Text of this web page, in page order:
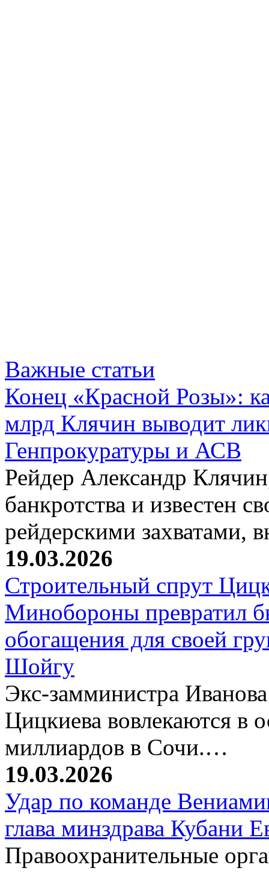
Важные статьи
Конец «Красной Розы»:
млрд Клячин выводит
Генпрокуратуры и АСВ
Рейдер Александр
банкротства и известен
рейдерскими захватами,
19.03.2026
Строительный спрут
Минобороны превратил
обогащения для своей
Шойгу
Экс-замминистра
Цицкиева вовлекаются в
миллиардов в Сочи.…
19.03.2026
Удар по команде
глава минздрава Кубани
Правоохранительные